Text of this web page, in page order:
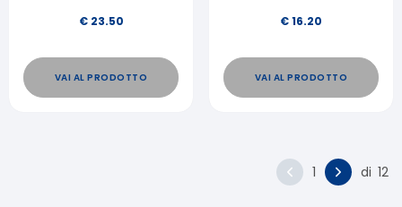
€ 23.50
VAI AL PRODOTTO
€16.20
VAI AL PRODOTTO
1 di 12